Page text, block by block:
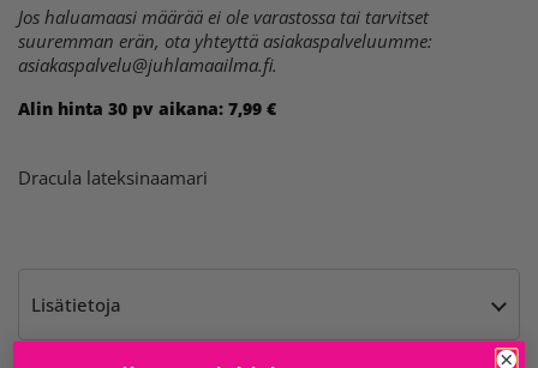
Jos haluamaasi määrää ei ole varastossa tai tarvitset
suuremman erän, ota yhteyttä asiakaspalveluumme:
asiakaspalvelu@juhlamaailma.fi.
Alin hinta 30 pv aikana: 7,99 €
Dracula lateksinaamari
Lisätietoja